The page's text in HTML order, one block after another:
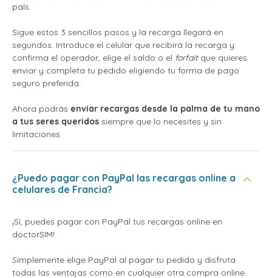
país.
Sigue estos 3 sencillos pasos y la recarga llegará en
segundos. Introduce el celular que recibirá la recarga y
confirma el operador, elige el saldo o el forfaitque quieres
enviar y completa tu pedido eligiendo tu forma de pago
seguro preferida.
Ahora podrás enviar recargas desde la palma de tu mano
a tus seres queridos siempre que lo necesites y sin
limitaciones.
¿Puedo pagar con PayPal las recargas online a
celulares de Francia?
¡Sí, puedes pagar con PayPal tus recargas online en
doctorSIM!
Simplemente elige PayPal al pagar tu pedido y disfruta
todas las ventajas como en cualquier otra compra online.